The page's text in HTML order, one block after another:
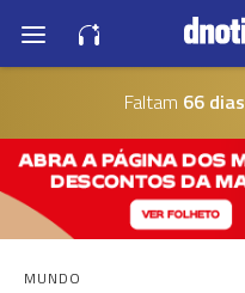
Faltam 66 dias
MUNDO